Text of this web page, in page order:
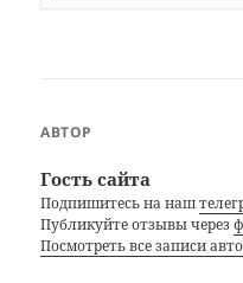
АВТОР
Гость сайта
Подпишитесь на наш
Публикуйте отзывы через
Посмотреть все записи